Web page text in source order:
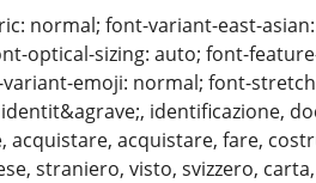
normal; font-variant-east-
optical-sizing: auto; font-
emoji: normal; font-
identificazione,
acquistare, fare,
straniero, visto, svizzero,